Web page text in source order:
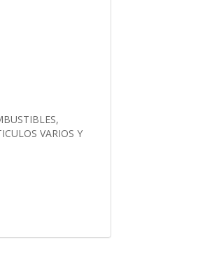
VARIOS Y